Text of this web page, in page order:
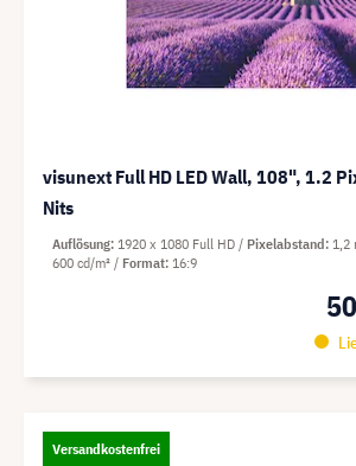
visunext Full HD LED Wall, 108", 1.2
Nits
Auflösung 1920 x 1080 Full HD Pixelabstand 1,2
600 cd/m²
Format 16:9
Versandkostenfrei